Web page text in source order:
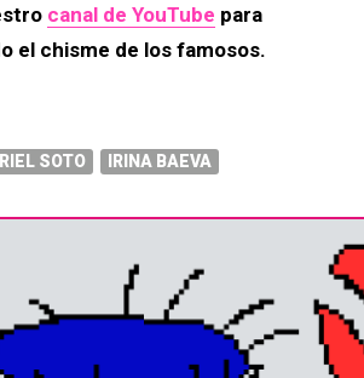
canal de YouTube para
el chisme de los famosos.
SOTO IRINA BAEVA